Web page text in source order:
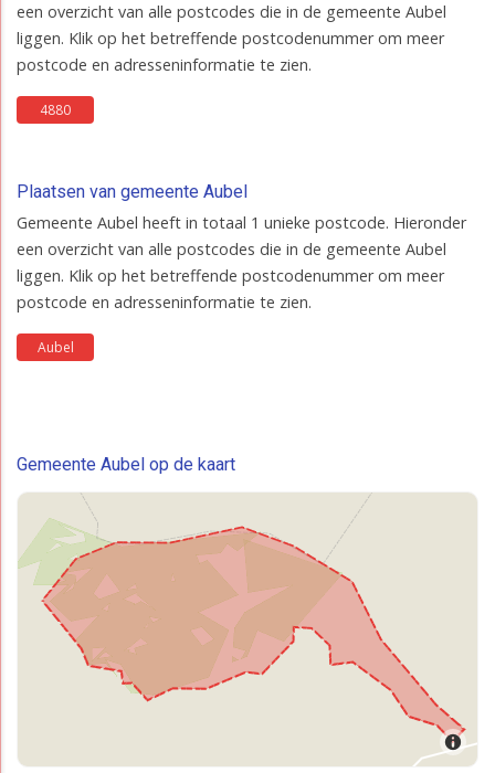
een overzicht van alle postcodes die in de gemeente Aubel
liggen. Klik op het betreffende postcodenummer om meer
postcode en adresseninformatie te zien.
4880
Plaatsen van gemeente Aubel
Gemeente Aubel heeft in totaal 1 unieke postcode. Hieronder
een overzicht van alle postcodes die in de gemeente Aubel
liggen. Klik op het betreffende postcodenummer om meer
postcode en adresseninformatie te zien.
Aubel
Gemeente Aubel op de kaart